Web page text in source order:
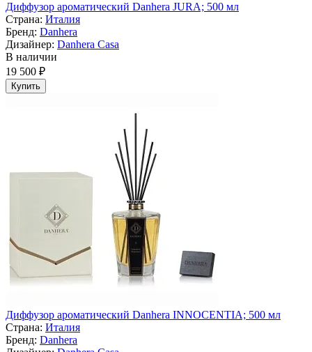
Диффузор ароматический Danhera JURA; 500 мл
Страна: Италия
Бренд: Danhera
Дизайнер: Danhera Casa
В наличии
19 500 ₽
Купить
Диффузор ароматический Danhera INNOCENTIA; 500 мл
Страна: Италия
Бренд: Danhera